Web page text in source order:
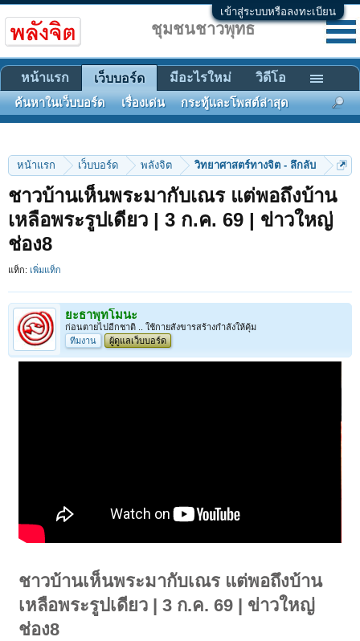
เข้าสู่ระบบหรือลงทะเบียน
หน้าแรก เว็บบอร์ด พลังจิต วิทยาศาสตร์ทางจิต - ลึกลับ
ชาวบ้านเห็นพระมากับเณร แต่พอถึงบ้าน
เหลือพระรูปเดียว | 3 ก.ค. 69 | ข่าวใหญ่
ช่อง8
แท็ก: เพิ่มแท็ก
ยะธาพุทโมนะ
ก่อนตายไปอีกชาติ .. ใช้กายสังขารสร้างกำลังให้คุ้ม
ทีมงาน
ผู้ดูแลเว็บบอร์ด
ชาวบ้านเห็นพระมากับเณร แต่พอถึงบ้าน
เหลือพระรูปเดียว | 3 ก.ค. 69 | ข่าวใหญ่
ช่อง8
ชุมชนชาวพุทธ
หน้าแรก เว็บบอร์ด
ค้นหาในเว็บบอร์ด เรื่องเด่น กระทู้และโพสต์ล่าสุด
มีอะไรใหม่ วิดีโอ